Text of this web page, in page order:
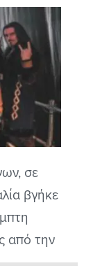
σε
βγήκε
από την
τους